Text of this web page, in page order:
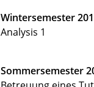
Wintersemester
Analysis 1
Sommersemester